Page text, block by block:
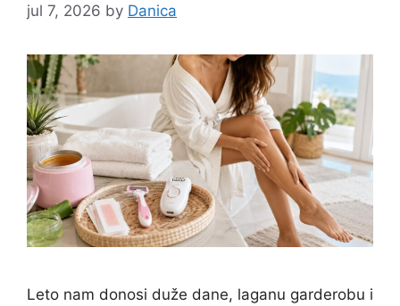
jul 7, 2026 by Danica
Leto nam donosi duže dane, laganu garderobu i